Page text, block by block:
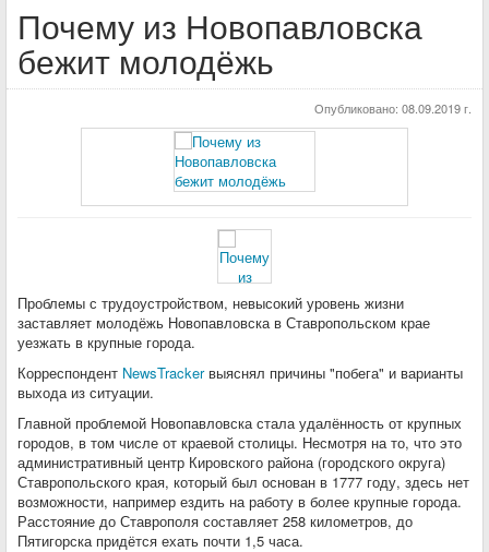
Почему из Новопавловска
бежит молодёжь
Опубликовано: 08.09.2019 г.
Проблемы с трудоустройством, невысокий уровень жизни
заставляет молодёжь Новопавловска в Ставропольском крае
уезжать в крупные города.
Корреспондент NewsTrackerвыяснял причины "побега" и варианты
выхода из ситуации.
Главной проблемой Новопавловска стала удалённость от крупных
городов, в том числе от краевой столицы. Несмотря на то, что это
административный центр Кировского района (городского округа)
Ставропольского края, который был основан в 1777 году, здесь нет
возможности, например ездить на работу в более крупные города.
Расстояние до Ставрополя составляет 258 километров, до
Пятигорска придётся ехать почти 1,5 часа.